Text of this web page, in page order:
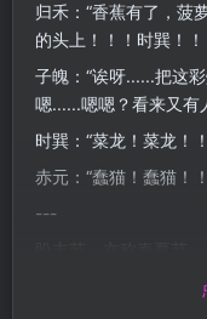
归禾：“香蕉有了，菠
的头上！！！时巽！
子魄：“诶呀......把这
嗯......嗯嗯？看来又有
时巽：“菜龙！菜龙！
赤元：“蠢猫！蠢猫！
---
之一，通常从每年的
和对秋天丰收的期待